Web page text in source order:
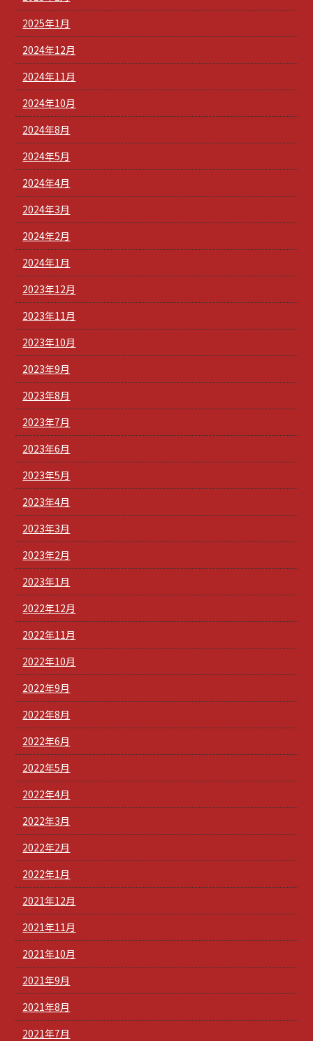
2025年1月
2024年12月
2024年11月
2024年10月
2024年8月
2024年5月
2024年4月
2024年3月
2024年2月
2024年1月
2023年12月
2023年11月
2023年10月
2023年9月
2023年8月
2023年7月
2023年6月
2023年5月
2023年4月
2023年3月
2023年2月
2023年1月
2022年12月
2022年11月
2022年10月
2022年9月
2022年8月
2022年6月
2022年5月
2022年4月
2022年3月
2022年2月
2022年1月
2021年12月
2021年11月
2021年10月
2021年9月
2021年8月
2021年7月